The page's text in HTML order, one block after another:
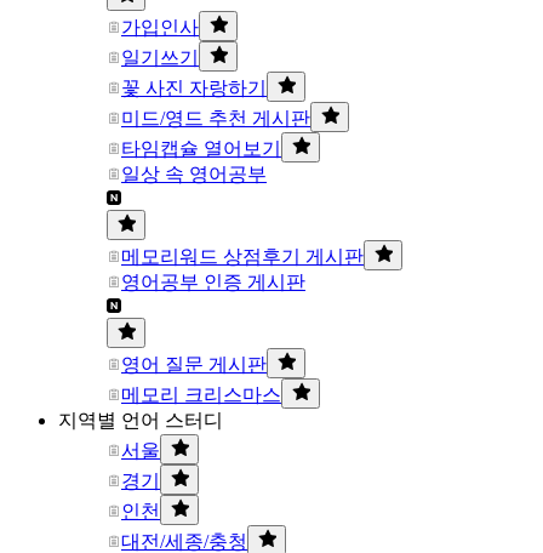
가입인사
일기쓰기
꽃 사진 자랑하기
미드/영드 추천 게시판
타임캡슐 열어보기
일상 속 영어공부
메모리워드 상점후기 게시판
영어공부 인증 게시판
영어 질문 게시판
메모리 크리스마스
지역별 언어 스터디
서울
경기
인천
대전/세종/충청